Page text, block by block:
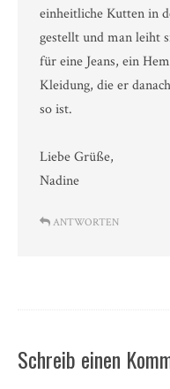
einheitliche Kutten in
gestellt und man leiht
für eine Jeans, ein
Kleidung, die er
so ist.
Liebe Grüße,
Nadine
ANTWORTEN
Schreib einen